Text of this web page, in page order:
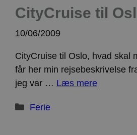
CityCruise til
10/06/2009
CityCruise til Oslo, hvad skal
får her min rejsebeskrivelse
jeg var … Læs mere
Kategorier
Ferie